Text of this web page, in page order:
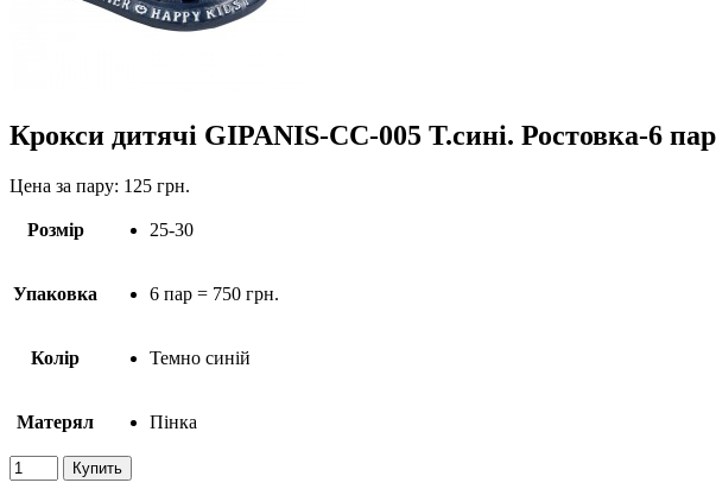
Крокси дитячі GIPANIS-CC-005 Т.сині. Ростовка-6
Цена за пару: 125 грн.
Розмір 25-30
Упаковка 6 пар = 750 грн.
Колір Темно синій
Матерял Пінка